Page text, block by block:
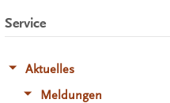
Service
Aktuelles
Meldungen